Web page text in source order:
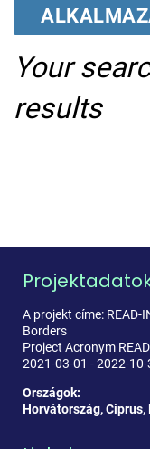
Your
results
A projekt címe: READ-
Borders
Project Acronym
2021-03-01 - 2022-10-
Országok:
Horvátország,